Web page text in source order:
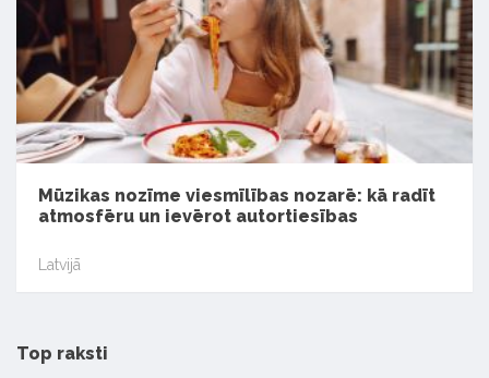
Mūzikas nozīme viesmīlības nozarē: kā radīt
atmosfēru un ievērot autortiesības
Latvijā
Top raksti